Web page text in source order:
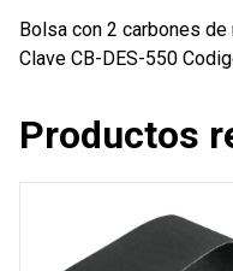
Bolsa con 2 carbones
Clave CB-DES-550
Productos